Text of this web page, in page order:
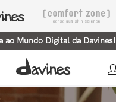
ao Mundo Digital da Davines!